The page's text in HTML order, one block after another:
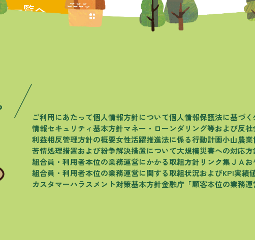
一覧へ
ご利用にあたって個人情報方針について個人情報保護法に基づく
情報セキュリティ基本方針マネー・ローンダリング等および反社
利益相反管理方針の概要女性活躍推進法に係る行動計画小山農
苦情処理措置および紛争解決措置について大規模災害への対応方
組合員・利用者本位の業務運営にかかる取組方針 リンク集 ＪＡ
組合員・利用者本位の業務運営に関する取組状況およびKPI実績
カスタマーハラスメント対策基本方針金融庁「顧客本位の業務運